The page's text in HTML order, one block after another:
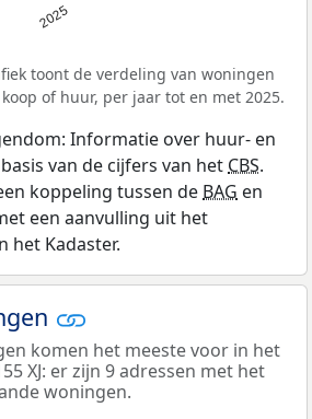
2025
toont de verdeling van woningen
of huur, per jaar tot en met 2025.
Informatie over huur- en
van de cijfers van het CBS.
koppeling tussen de BAG en
een aanvulling uit het
het Kadaster.
komen het meeste voor in het
XJ: er zijn 9 adressen met het
woningen.